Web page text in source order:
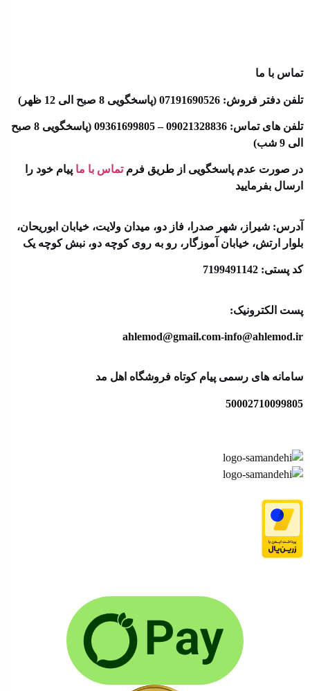
تماس با ما
تلفن دفتر فروش: 07191690526 (پاسخگویی 8 صبح الی 12 ظهر)
تلفن های تماس: 09021328836 – 09361699805 (پاسخگویی 8 صبح
الی 9 شب)
در صورت عدم پاسخگویی از طریق فرمتماس با ما پیام خود را
ارسال بفرمایید
آدرس: شیراز، شهر صدرا، فاز دو، میدان ولایت، خیابان ابوریحان،
بلوار ارتش، خیابان آموزگار، رو به روی کوچه دو، نبش کوچه یک
کد پستی: 7199491142
پست الکترونیک:
ahlemod@gmail.com-info@ahlemod.ir​
سامانه های رسمی پیام کوتاه فروشگاه اهل مد
50002710099805